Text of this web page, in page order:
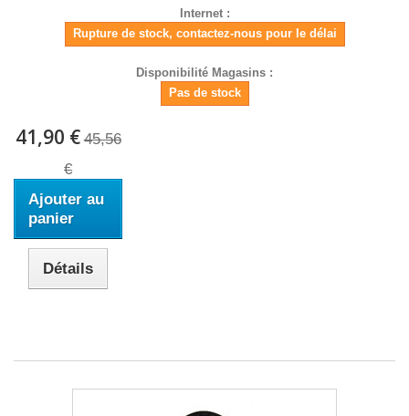
Internet :
Rupture de stock, contactez-nous pour le délai
Disponibilité Magasins :
Pas de stock
41,90 € 45,56
€
Ajouter au
panier
Détails